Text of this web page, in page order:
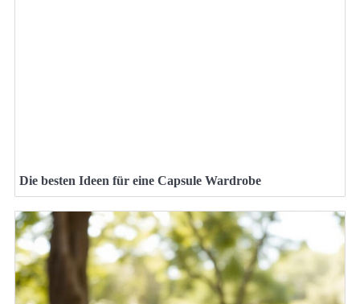
Die besten Ideen für eine Capsule Wardrobe